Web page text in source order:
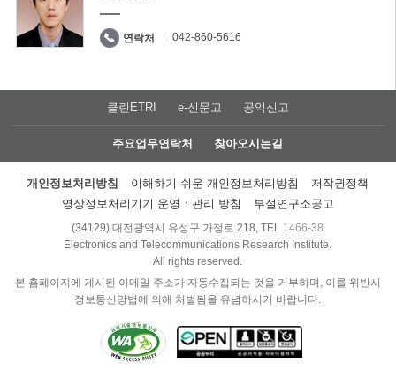
연락처 042-860-5616
클린ETRI e-신문고 공익신고
주요업무연락처 찾아오시는길
개인정보처리방침 이해하기 쉬운 개인정보처리방침
저작권정책
영상정보처리기기 운영ㆍ관리 방침
부설연구소공고
(34129) 대전광역시 유성구 가정로 218, TEL 1466-38
Electronics and Telecommunications Research Institute.
All rights reserved.
본 홈페이지에 게시된 이메일 주소가 자동수집되는 것을 거부하며, 이를 위반시
정보통신망법에 의해 처벌됨을 유념하시기 바랍니다.